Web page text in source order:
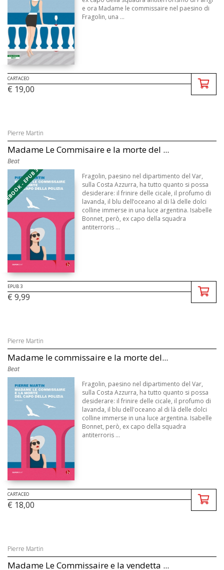
e ora Madame le commissaire nel paesino di
Fragolin, una ...
CARTACEO
€ 19,00
Pierre Martin
Madame Le Commisaire e la morte del ...
Beat
EBOOK - EPUB 3
Fragolin, paesino nel dipartimento del Var,
sulla Costa Azzurra, ha tutto quanto si possa
desiderare: il frinire delle cicale, il profumo di
lavanda, il blu dell’oceano al di là delle dolci
colline immerse in una luce argentina. Isabelle
Bonnet, però, ex capo della squadra
antiterroris ...
EPUB 3
€ 9,99
Pierre Martin
Madame le commissaire e la morte del...
Beat
Fragolin, paesino nel dipartimento del Var,
sulla Costa Azzurra, ha tutto quanto si possa
desiderare: il frinire delle cicale, il profumo di
lavanda, il blu dell'oceano al di là delle dolci
colline immerse in una luce argentina. Isabelle
Bonnet, però, ex capo della squadra
antiterroris ...
CARTACEO
€ 18,00
Pierre Martin
Madame Le Commissaire e la vendetta ...